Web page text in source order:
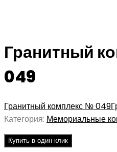
Гранитный
049
Гранитный комплекс № 049
Категория: Мемориальные
Купить в один клик